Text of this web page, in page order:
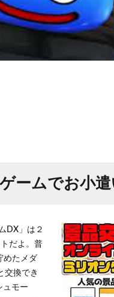
ームでお小
DX」は２
だよ。普
めたメダ
交換でき
ュモー